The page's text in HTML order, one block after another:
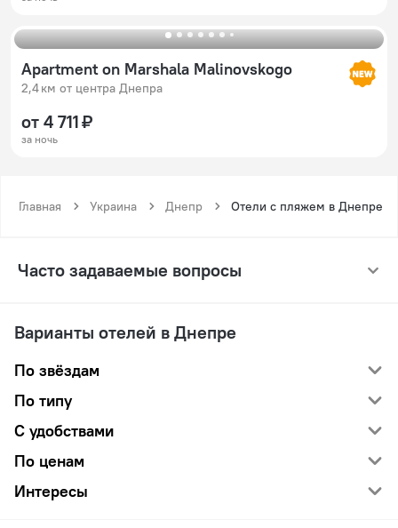
Apartment on Marshala Malinovskogo
2,4 км от центра Днепра
от 4 711 ₽
за ночь
Главная Украина Днепр Отели с пляжем в Днепре
Часто задаваемые вопросы
Варианты отелей в Днепре
По звёздам
По типу
С удобствами
По ценам
Интересы